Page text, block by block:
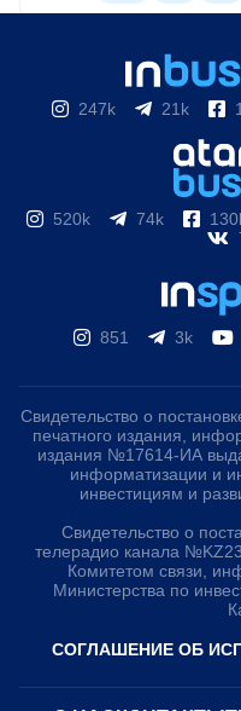
247k 21k
520k 74k
851 3k
Свидетельство о
печатного издания,
издания №17614-ИА
информатизации и
инвестициям и
Свидетельство о
телерадио канала
Комитетом связи,
Министерства по
СОГЛАШЕНИЕ ОБ